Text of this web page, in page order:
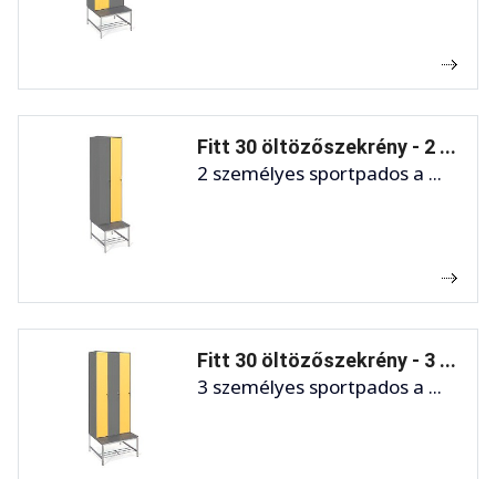
Fitt 30 öltözőszekrény - 2 ...
2 személyes sportpados a ...
Fitt 30 öltözőszekrény - 3 ...
3 személyes sportpados a ...